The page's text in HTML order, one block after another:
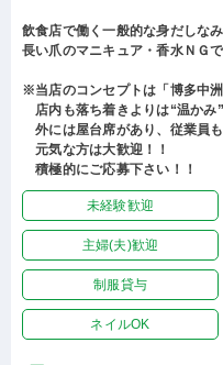
飲食店で働く一般的な身だしなみ
長い爪のマニキュア・香水ＮＧで
※当店のコンセプトは「博多中洲
店内も落ち着きよりは“温かみ”
外には屋台席があり、従業員
元気な方は大歓迎！！
積極的にご応募下さい！！
未経験歓迎
主婦(夫)歓迎
制服貸与
ネイルOK